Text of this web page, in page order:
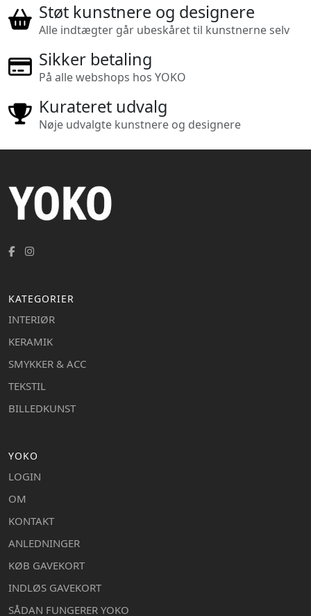
Støt kunstnere og designere
Alle indtægter går ubeskåret til kunstnerne selv
Sikker betaling
På alle webshops hos YOKO
Kurateret udvalg
Nøje udvalgte kunstnere og designere
KATEGORIER
INTERIØR
KERAMIK
SMYKKER & ACC
TEKSTIL
BILLEDKUNST
YOKO
LOGIN
OM
KONTAKT
ANLEDNINGER
KØB GAVEKORT
INDLØS GAVEKORT
SÅDAN FUNGERER YOKO